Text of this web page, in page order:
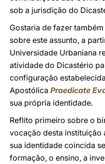
sob a jurisdição do
Gostaria de fazer
sobre este assunto, a
Universidade Urbaniana
atividade do Dicastério
configuração
Apostólica Praedicate
sua própria identidade.
Reflito primeiro sobre o
vocação desta instituição
sua identidade coincida
formação, o ensino, a